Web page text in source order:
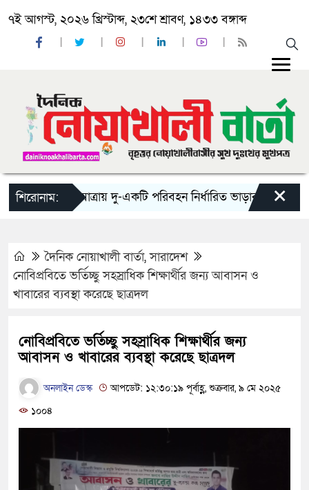
৭ই আগস্ট, ২০২৬ খ্রিস্টাব্দ, ২৩শে শ্রাবণ, ১৪৩৩ বঙ্গাব্দ
শিরোনাম:
‘ঈদ যাত্রায় দু-একটি পরিবহন নির্ধারিত ভাড়ার চেয়েও কম×
দৈনিক নোয়াখালী বার্তা,সারাদেশ
নোবিপ্রবিতে ভর্তিচ্ছু সহস্রাধিক শিক্ষার্থীর জন্য আবাসন ও
খাবারের ব্যবস্থা করেছে ছাত্রদল
নোবিপ্রবিতে ভর্তিচ্ছু সহস্রাধিক শিক্ষার্থীর জন্য
আবাসন ও খাবারের ব্যবস্থা করেছে ছাত্রদল
অনলাইন ডেস্ক
আপডেট: ১২:৩০:১৯ পূর্বাহ্ণ, শুক্রবার, ৯ মে ২০২৫
১০০৪